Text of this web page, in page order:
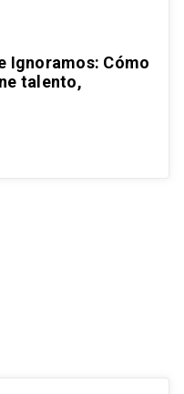
Ignoramos: Cómo
talento,